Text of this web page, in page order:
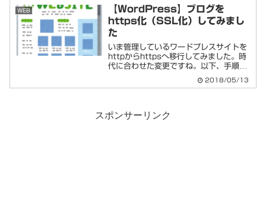
ープでメーリングリストとして利用する
機...
WEB
【WordPress】ブログを
https化（SSL化）してみまし
た
いま管理しているワードプレスサイトを
httpからhttpsへ移行してみました。時
代に合わせた変更ですね。以下、手順を
（SSL化）の手順メモ（エックスサーバ
2018/05/13
スポンサーリンク